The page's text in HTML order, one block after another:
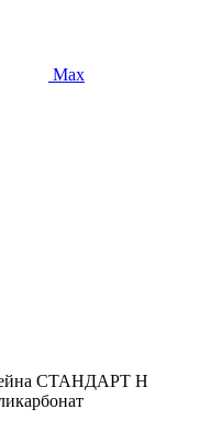
Max
СТАНДАРТ Н